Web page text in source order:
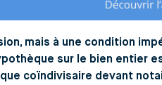
mais à une condition
sur le bien entier
coïndivisaire devant